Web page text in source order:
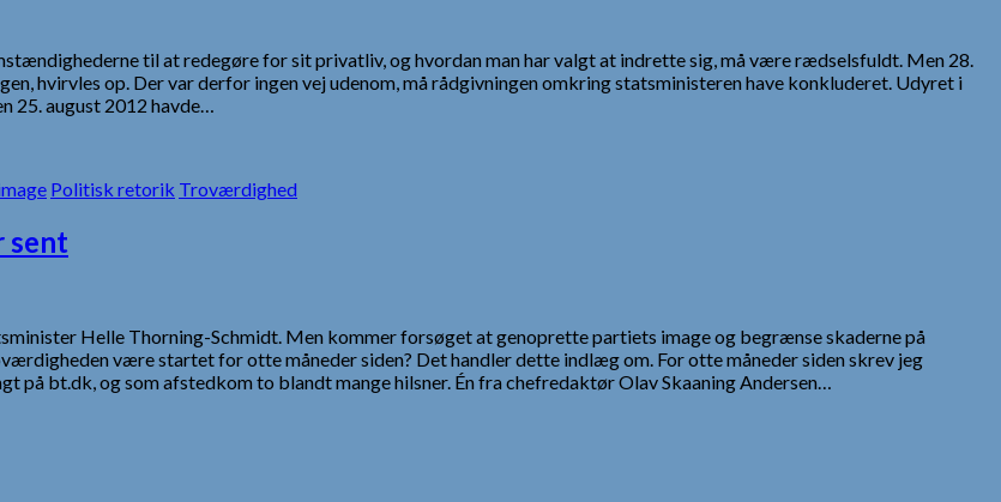
til at redegøre for sit privatliv, og hvordan man har valgt at indrette sig, må være rædselsfuldt. Men 28.
hvirvles op. Der var derfor ingen vej udenom, må rådgivningen omkring statsministeren have konkluderet. Udyret i
25. august 2012 havde…
Politisk retorik Troværdighed
sent
Helle Thorning-Schmidt. Men kommer forsøget at genoprette partiets image og begrænse skaderne på
være startet for otte måneder siden? Det handler dette indlæg om. For otte måneder siden skrev jeg
bt.dk, og som afstedkom to blandt mange hilsner. Én fra chefredaktør Olav Skaaning Andersen…